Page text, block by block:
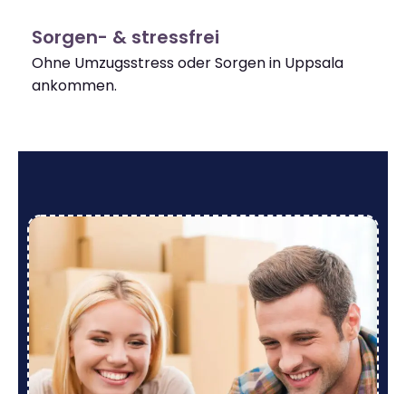
Sorgen- & stressfrei
Ohne Umzugsstress oder Sorgen in Uppsala
ankommen.